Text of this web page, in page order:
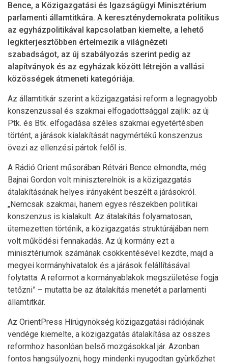
Bence, a Közigazgatási és Igazságügyi Minisztérium
parlamenti államtitkára. A kereszténydemokrata politikus
az egyházpolitikával kapcsolatban kiemelte, a lehető
legkiterjesztőbben értelmezik a világnézeti
szabadságot, az új szabályozás szerint pedig az
alapítványok és az egyházak között létrejön a vallási
közösségek átmeneti kategóriája.
Az államtitkár szerint a közigazgatási reform a legnagyobb
konszenzussal és szakmai elfogadottsággal zajlik: az új
Ptk. és Btk. elfogadása széles szakmai egyetértésben
történt, a járások kialakítását nagymértékű konszenzus
övezi az ellenzési pártok felől is.
A Rádió Orient műsorában Rétvári Bence elmondta, még
Bajnai Gordon volt miniszterelnök is a közigazgatás
átalakításának helyes irányaként beszélt a járásokról.
„Nemcsak szakmai, hanem egyes részekben politikai
konszenzus is kialakult. Az átalakítás folyamatosan,
ütemezetten történik, a közigazgatás struktúrájában nem
volt működési fennakadás. Az új kormány ezt a
minisztériumok számának csökkentésével kezdte, majd a
megyei kormányhivatalok és a járások felállításával
folytatta. A reformot a kormányablakok megszületése fogja
tetőzni” – mutatta be az átalakítás menetét a parlamenti
államtitkár.
Az OrientPress Hírügynökség közigazgatási rádiójának
vendége kiemelte, a közigazgatás átalakítása az összes
reformhoz hasonlóan belső mozgásokkal jár. Azonban
fontos hangsúlyozni, hogy mindenki nyugodtan gyürkőzhet